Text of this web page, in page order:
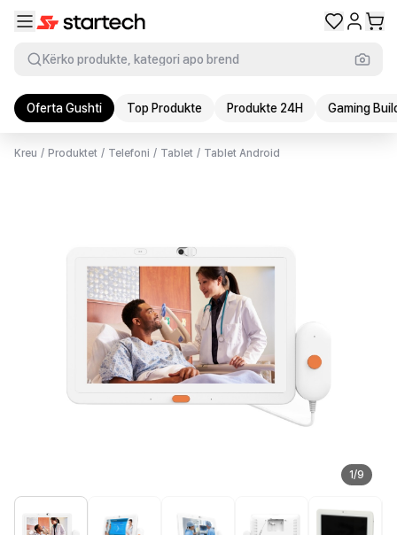
Kërko produkte, kategori apo brend
Oferta Gushti Top Produkte Produkte 24H Gaming
Kreu / Produktet / Telefoni / Tablet / Tablet Android
1/9